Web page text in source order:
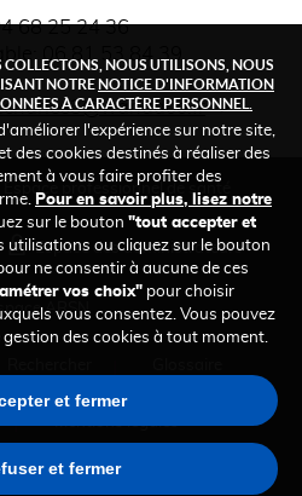
68 25 24 36
Espace professionnel de santé
Espace des administrateurs
ARSN
Mentions légales
la CRPCEN ?
NOUS UTILISONS, NOUS
NOTRENOTICE D'INFORMATION
À CARACTÈRE PERSONNEL.
l'expérience sur notre site,
des cookies destinés à réaliser des
à vous faire profiter des
Pour en savoir plus, lisez notre
sur le bouton "tout accepter et
utilisations ou cliquez sur le bouton
ne consentir à aucune de ces
vos choix"pour choisir
vous consentez. Vous pouvez
des cookies à tout moment.
et fermer
et fermer